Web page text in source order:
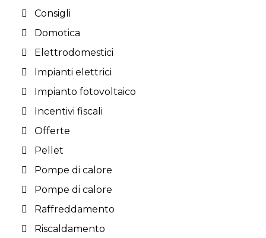
Consigli
Domotica
Elettrodomestici
Impianti elettrici
Impianto fotovoltaico
Incentivi fiscali
Offerte
Pellet
Pompe di calore
Pompe di calore
Raffreddamento
Riscaldamento